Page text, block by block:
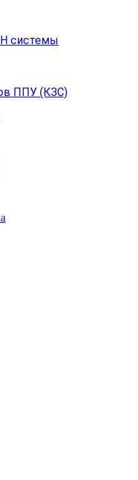
системы
ППУ (КЗС)